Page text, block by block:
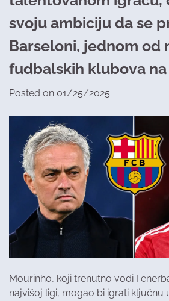
svoju ambiciju da se
Barseloni, jednom od
fudbalskih klubova
Posted on 01/25/2025
Mourinho, koji trenutno vodi
najvišoj ligi, mogao bi igrati ključnu